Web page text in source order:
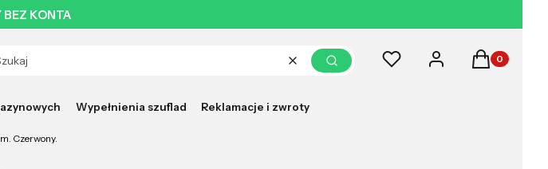
BEZ KONTA
WyczyśćSzukaj
Ulubione Zaloguj sięProdukty w
Koszyk
Wypełnienia szuflad Reklamacje i zwroty
Czerwony.